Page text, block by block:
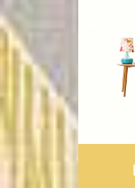
Перейти
к
контенту